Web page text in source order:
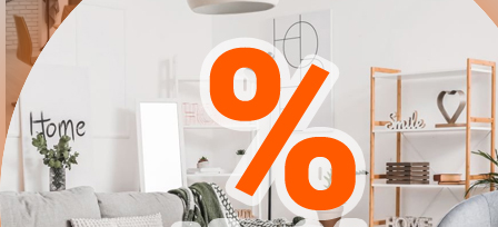
Étkezőgarnitúra
Houston 419
Étkezőgarnitúra Dallas
1448 (Szürke Fekete)